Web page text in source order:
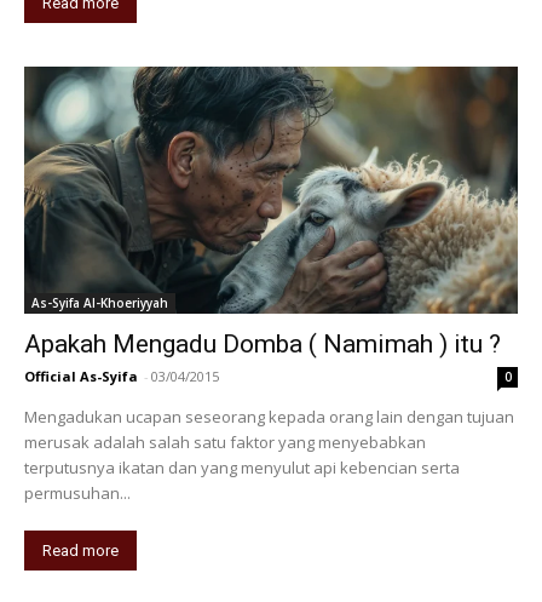
As-Syifa Al-Khoeriyyah
Apakah Mengadu Domba ( Namimah ) itu ?
Official As-Syifa - 03/04/2015 0
Mengadukan ucapan seseorang kepada orang lain dengan tujuan
merusak adalah salah satu faktor yang menyebabkan
terputusnya ikatan dan yang menyulut api kebencian serta
permusuhan...
Read more